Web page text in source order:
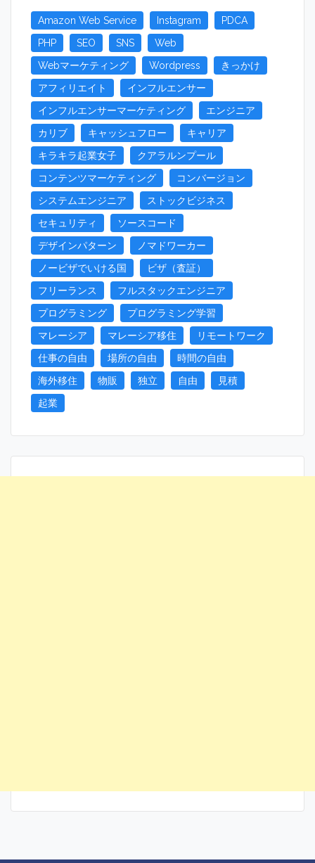
Amazon Web Service Instagram
PDCA
PHP
SEO SNS
Web
Webマーケティング
Wordpress
きっかけ
アフィリエイト
インフルエンサー
インフルエンサーマーケティング
エンジニア
カリブ
キャッシュフロー
キャリア
キラキラ起業女子
クアラルンプール
コンテンツマーケティング
コンバージョン
システムエンジニア
ストックビジネス
セキュリティ
ソースコード
デザインパターン
ノマドワーカー
ノービザでいける国
ビザ（査証）
フリーランス
フルスタックエンジニア
プログラミング
プログラミング学習
マレーシア
マレーシア移住
リモートワーク
仕事の自由
場所の自由
時間の自由
海外移住
物販 独立 自由
見積
起業